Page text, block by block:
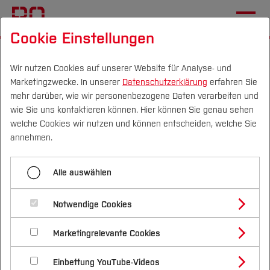
Campus Personen DE|EN Quicklinks
Studium
Studienangebote
Bachelorstudiengänge
Masterstudiengänge
Vor dem Studium
Bewerben & Einschreiben
Bewerbungsportal
Im Studium
Studienbüros und Prüfungen
Nach dem Studium
Forschung & Transfer
Profil
Forschungs- und Transferprofil
Schwerpunkte (FuT)
Beratung & Förderung
Nachhaltigkeit
Nachhaltigkeit studieren
International
Grüner Wasserstoff für
autarke Stromversorgung
in Subsahara-Afrika
26.01.2023
Elektrotechnik und Informatik (FB E)
Ziel ist der Aufbau einer
dezentralen und klimaverträglichen
Energieversorgung am Pilotprojekt-
Cookie Einstellungen
Wir nutzen Cookies auf unserer Website für Analyse- und
Marketingzwecke. In unserer Datenschutzerklärung erfahren Sie
mehr darüber, wie wir personenbezogene Daten verarbeiten und
wie Sie uns kontaktieren können. Hier können Sie genau sehen
welche Cookies wir nutzen und können entscheiden, welche Sie
annehmen.
Alle auswählen
Notwendige Cookies
Marketingrelevante Cookies
Einbettung YouTube-Videos